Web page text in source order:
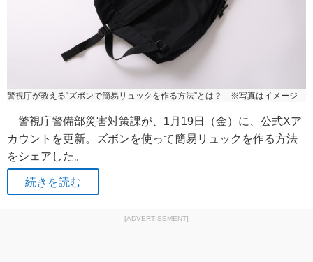
警視庁が教える“ズボンで簡易リュックを作る方法”とは？ ※写真はイメージ
警視庁警備部災害対策課が、1月19日（金）に、公式Xア
カウントを更新。ズボンを使って簡易リュックを作る方法
をシェアした。
続きを読む
[ADVERTISEMENT]